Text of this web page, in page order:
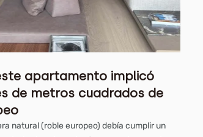
apartamento implicó
de metros cuadrados de
natural (roble europeo) debía cumplir un